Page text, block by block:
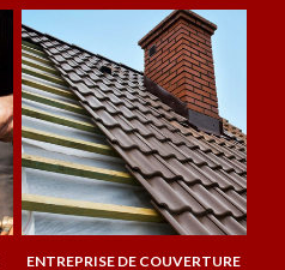
ENTREPRISE DE COUVERTURE